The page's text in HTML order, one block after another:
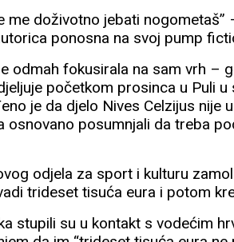
me doživotno jebati
ponosna na svoj pump
odmah fokusirala na sam vrh –
početkom prosinca u Puli
je da djelo Nives Celzijus nije
osnovano posumnjali da treba
odjela za sport i kulturu
trideset tisuća eura i potom
stupili su u kontakt s vodećim